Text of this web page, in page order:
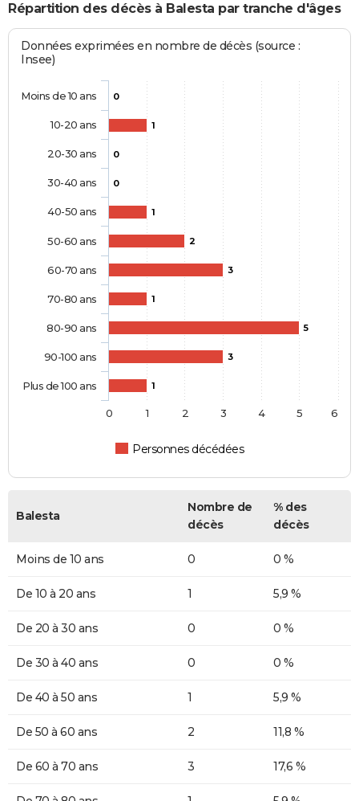
Répartition des décès à Balesta par tranche d'âges
Données exprimées en nombre de décès (source :
Insee)
0
1
0
0
1
2
3
1
5
3
1
Personnes décédées
Moins de 10 ans
10-20 ans
20-30 ans
30-40 ans
40-50 ans
50-60 ans
60-70 ans
70-80 ans
80-90 ans
90-100 ans
Plus de 100 ans
0 1 2 3 4 5 6
Balesta
Nombre de
décès
% des
décès
Moins de 10 ans 0 0 %
De 10 à 20 ans 1 5,9 %
De 20 à 30 ans 0 0 %
De 30 à 40 ans 0 0 %
De 40 à 50 ans 1 5,9 %
De 50 à 60 ans 2 11,8 %
De 60 à 70 ans 3 17,6 %